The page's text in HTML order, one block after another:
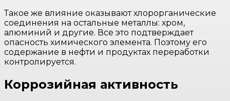
Такое же влияние оказывают хлорорганические
соединения на остальные металлы: хром,
алюминий и другие. Все это подтверждает
опасность химического элемента. Поэтому его
содержание в нефти и продуктах переработки
контролируется.
Коррозийная активность